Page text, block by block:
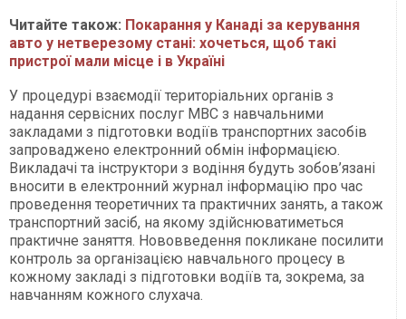
Читайте також: Покарання у Канаді за керування
авто у нетверезому стані: хочеться, щоб такі
пристрої мали місце і в Україні
У процедурі взаємодії територіальних органів з
надання сервісних послуг МВС з навчальними
закладами з підготовки водіїв транспортних засобів
запроваджено електронний обмін інформацією.
Викладачі та інструктори з водіння будуть зобов’язані
вносити в електронний журнал інформацію про час
проведення теоретичних та практичних занять, а також
транспортний засіб, на якому здійснюватиметься
практичне заняття. Нововведення покликане посилити
контроль за організацією навчального процесу в
кожному закладі з підготовки водіїв та, зокрема, за
навчанням кожного слухача.